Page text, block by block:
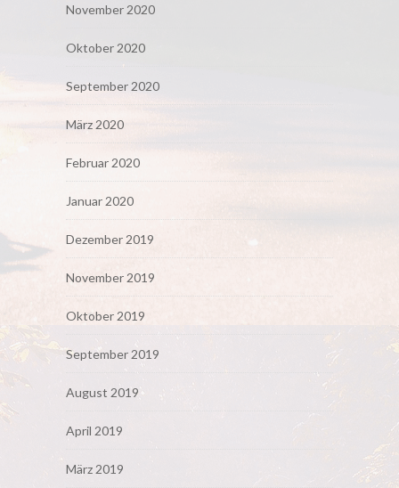
November 2020
Oktober 2020
September 2020
März 2020
Februar 2020
Januar 2020
Dezember 2019
November 2019
Oktober 2019
September 2019
August 2019
April 2019
März 2019